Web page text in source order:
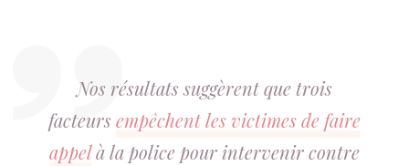
Nos résultats suggèrent que trois
facteursempêchent les victimes de faire
appelà la police pour intervenir contre